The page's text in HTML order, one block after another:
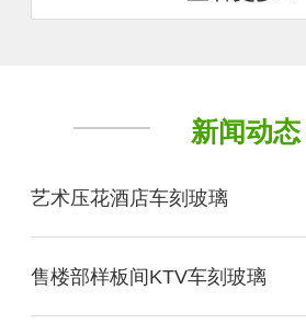
新闻动态
艺术压花酒店车刻玻璃
售楼部样板间KTV车刻玻璃